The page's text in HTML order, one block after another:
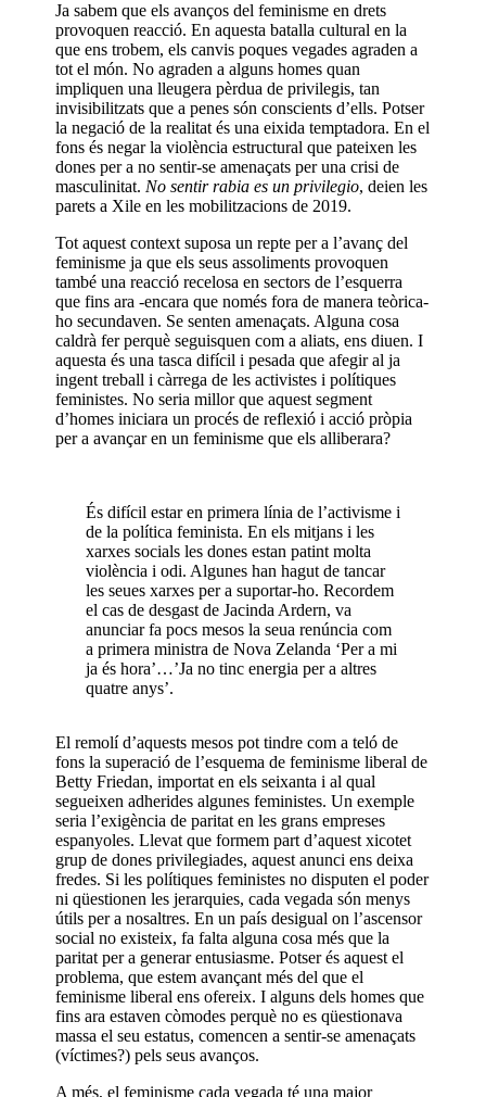
Ja sabem que els avanços del feminisme en drets
provoquen reacció. En aquesta batalla cultural en la
que ens trobem, els canvis poques vegades agraden a
tot el món. No agraden a alguns homes quan
impliquen una lleugera pèrdua de privilegis, tan
invisibilitzats que a penes són conscients d’ells. Potser
la negació de la realitat és una eixida temptadora. En el
fons és negar la violència estructural que pateixen les
dones per a no sentir-se amenaçats per una crisi de
masculinitat. No sentir rabia es un privilegio, deien les
parets a Xile en les mobilitzacions de 2019.
Tot aquest context suposa un repte per a l’avanç del
feminisme ja que els seus assoliments provoquen
també una reacció recelosa en sectors de l’esquerra
que fins ara -encara que només fora de manera teòrica-
ho secundaven. Se senten amenaçats. Alguna cosa
caldrà fer perquè seguisquen com a aliats, ens diuen. I
aquesta és una tasca difícil i pesada que afegir al ja
ingent treball i càrrega de les activistes i polítiques
feministes. No seria millor que aquest segment
d’homes iniciara un procés de reflexió i acció pròpia
per a avançar en un feminisme que els alliberara?
És difícil estar en primera línia de l’activisme i
de la política feminista. En els mitjans i les
xarxes socials les dones estan patint molta
violència i odi. Algunes han hagut de tancar
les seues xarxes per a suportar-ho. Recordem
el cas de desgast de Jacinda Ardern, va
anunciar fa pocs mesos la seua renúncia com
a primera ministra de Nova Zelanda ‘Per a mi
ja és hora’…’Ja no tinc energia per a altres
quatre anys’.
El remolí d’aquests mesos pot tindre com a teló de
fons la superació de l’esquema de feminisme liberal de
Betty Friedan, importat en els seixanta i al qual
segueixen adherides algunes feministes. Un exemple
seria l’exigència de paritat en les grans empreses
espanyoles. Llevat que formem part d’aquest xicotet
grup de dones privilegiades, aquest anunci ens deixa
fredes. Si les polítiques feministes no disputen el poder
ni qüestionen les jerarquies, cada vegada són menys
útils per a nosaltres. En un país desigual on l’ascensor
social no existeix, fa falta alguna cosa més que la
paritat per a generar entusiasme. Potser és aquest el
problema, que estem avançant més del que el
feminisme liberal ens ofereix. I alguns dels homes que
fins ara estaven còmodes perquè no es qüestionava
massa el seu estatus, comencen a sentir-se amenaçats
(víctimes?) pels seus avanços.
A més, el feminisme cada vegada té una major